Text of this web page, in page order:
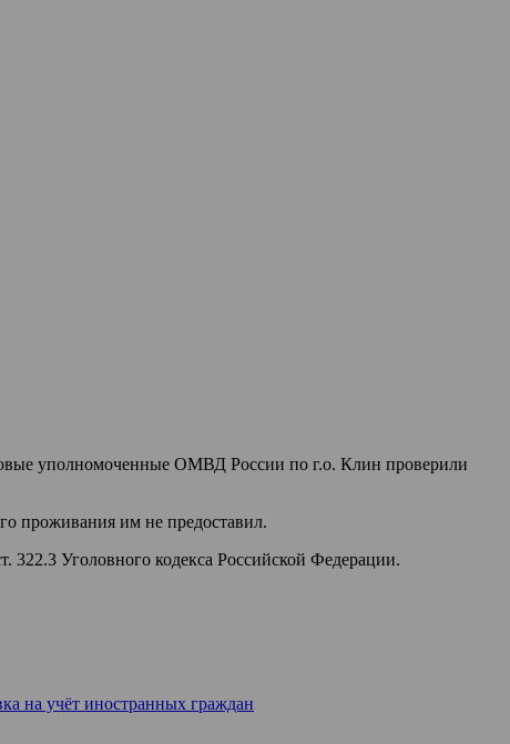
уполномоченные ОМВД России по г.о. Клин проверили
проживания им не предоставил.
322.3 Уголовного кодекса Российской Федерации.
на учёт иностранных граждан